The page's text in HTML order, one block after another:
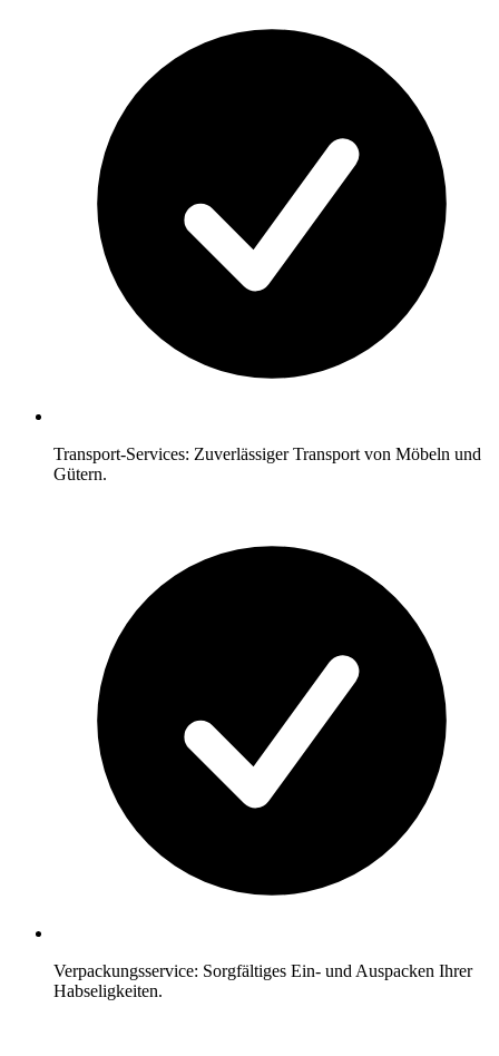
Transport-Services: Zuverlässiger Transport von Möbeln und
Gütern.
Verpackungsservice: Sorgfältiges Ein- und Auspacken Ihrer
Habseligkeiten.